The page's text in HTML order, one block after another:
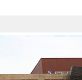
瓦、高分子西式瓦[2017-10-25]